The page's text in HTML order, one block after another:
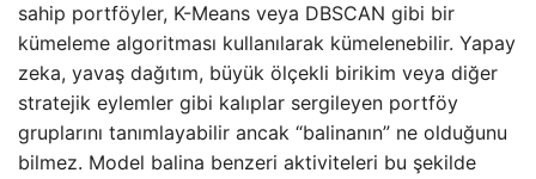
sahip portföyler, K-Means veya DBSCAN gibi bir
kümeleme algoritması kullanılarak kümelenebilir. Yapay
zeka, yavaş dağıtım, büyük ölçekli birikim veya diğer
stratejik eylemler gibi kalıplar sergileyen portföy
gruplarını tanımlayabilir ancak “balinanın” ne olduğunu
bilmez. Model balina benzeri aktiviteleri bu şekilde